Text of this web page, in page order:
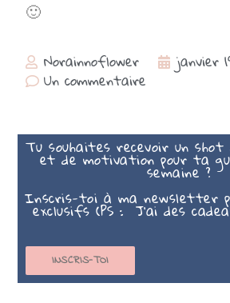
🙂
Norainnoflower janvier
Un commentaire
Tu souhaites recevoir un shot
et de motivation pour ta
semaine ?
Inscris-toi à ma newsletter
exclusifs (PS : J’ai des
INSCRIS-TOI